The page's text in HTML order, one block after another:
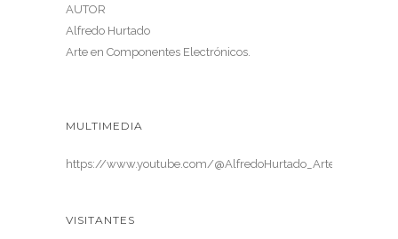
AUTOR
Alfredo Hurtado
Arte en Componentes Electrónicos.
MULTIMEDIA
https://www.youtube.com/@AlfredoHurtado_ArteElectronica
VISITANTES